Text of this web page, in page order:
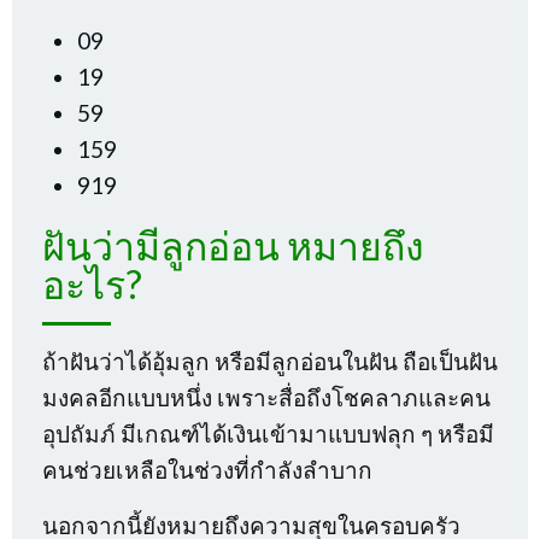
09
19
59
159
919
ฝันว่ามีลูกอ่อน หมายถึง
อะไร?
ถ้าฝันว่าได้อุ้มลูก หรือมีลูกอ่อนในฝัน ถือเป็นฝัน
มงคลอีกแบบหนึ่ง เพราะสื่อถึงโชคลาภและคน
อุปถัมภ์ มีเกณฑ์ได้เงินเข้ามาแบบฟลุก ๆ หรือมี
คนช่วยเหลือในช่วงที่กำลังลำบาก
นอกจากนี้ยังหมายถึงความสุขในครอบครัว